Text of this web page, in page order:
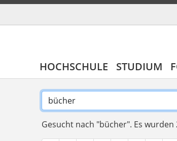
HOCHSCHULE STUDIUM
Gesucht nach "bücher". Es wurden